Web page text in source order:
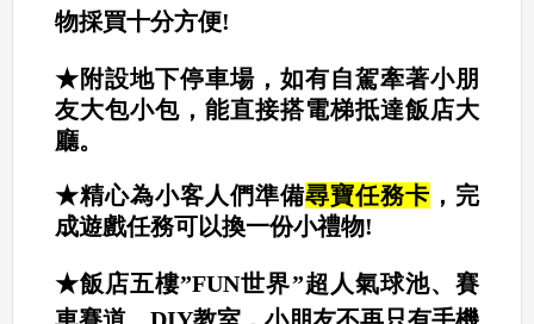
物採買十分方便!
★附設地下停車場，如有自駕牽著小朋
友大包小包，能直接搭電梯抵達飯店大
廳。
★精心為小客人們準備尋寶任務卡 ，完
成遊戲任務可以換一份小禮物!
★飯店五樓”FUN世界”超人氣球池、賽
車賽道、DIY教室，小朋友不再只有手機